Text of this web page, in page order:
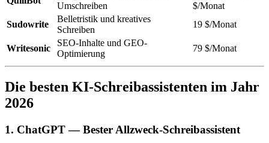
Umschreiben
$/Monat
Sudowrite
Belletristik und kreatives
Schreiben
19 $/Monat
Writesonic
SEO-Inhalte und GEO-
Optimierung
79 $/Monat
Die besten KI-Schreibassistenten im Jahr
2026
1. ChatGPT — Bester Allzweck-Schreibassistent